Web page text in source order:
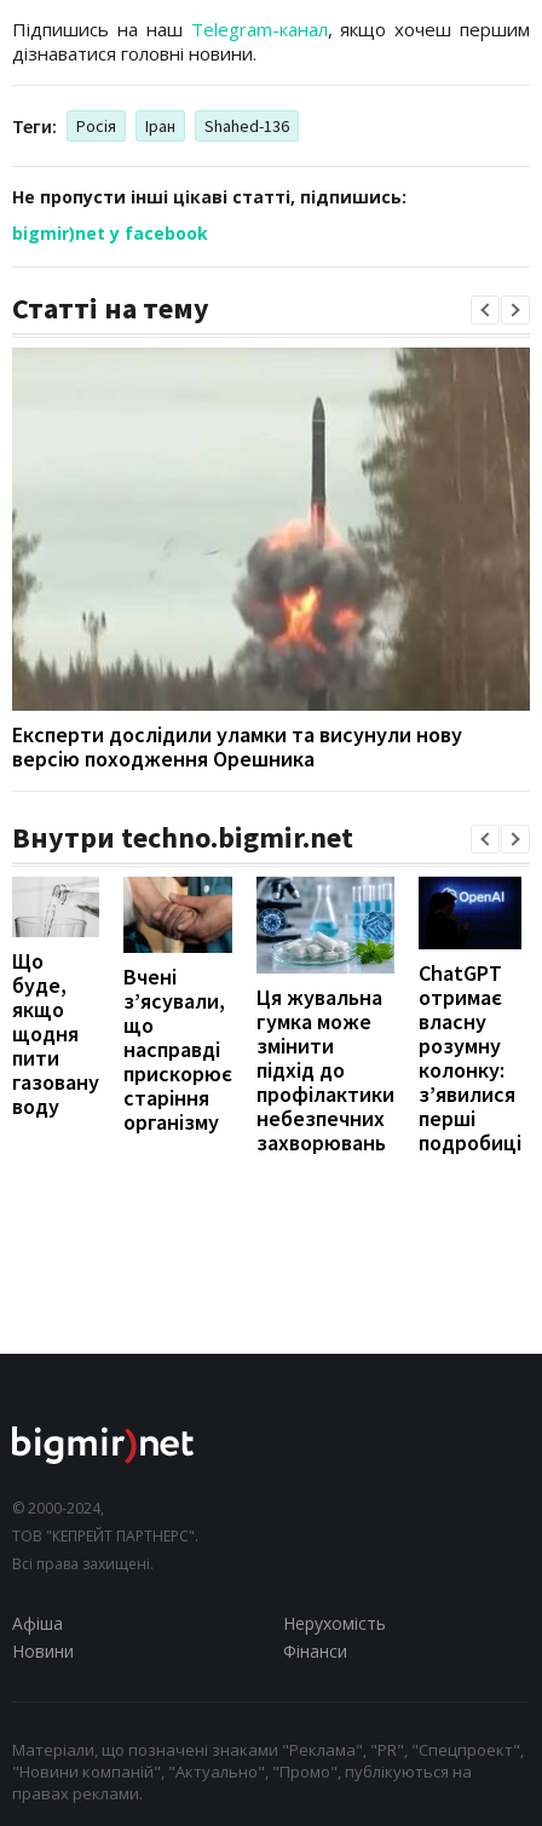
Підпишись на наш Telegram-канал, якщо хочеш першим
дізнаватися головні новини.
Теги: Росія Іран Shahed-136
Не пропусти інші цікаві статті, підпишись:
bigmir)net у facebook
Статті на тему
Експерти дослідили уламки та висунули нову
версію походження Орешника
Внутри techno.bigmir.net
Що
буде,
якщо
щодня
пити
газовану
воду
Вчені
з’ясували,
що
насправді
прискорює
старіння
організму
Ця жувальна
гумка може
змінити
підхід до
профілактики
небезпечних
захворювань
ChatGPT
отримає
власну
розумну
колонку:
з’явилися
перші
подробиці
© 2000-2024,
ТОВ "КЕПРЕЙТ ПАРТНЕРС".
Всі права захищені.
Афіша
Нерухомість
Новини
Фінанси
Матеріали, що позначені знаками "Реклама", "PR", "Спецпроект",
"Новини компаній", "Актуально", "Промо", публікуються на
правах реклами.